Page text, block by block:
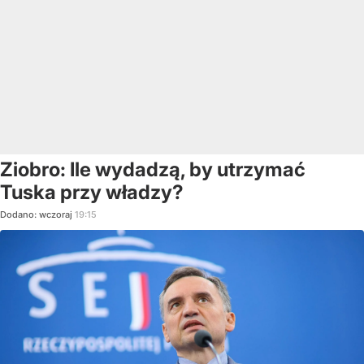
Ziobro: Ile wydadzą, by utrzymać
Tuska przy władzy?
Dodano: wczoraj 19:15